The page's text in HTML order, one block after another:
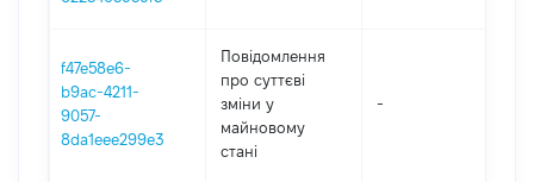
f47e58e6-
b9ac-4211-
9057-
8da1eee299e3
Повідомлення
про суттєві
зміни y
майновому
стані
-